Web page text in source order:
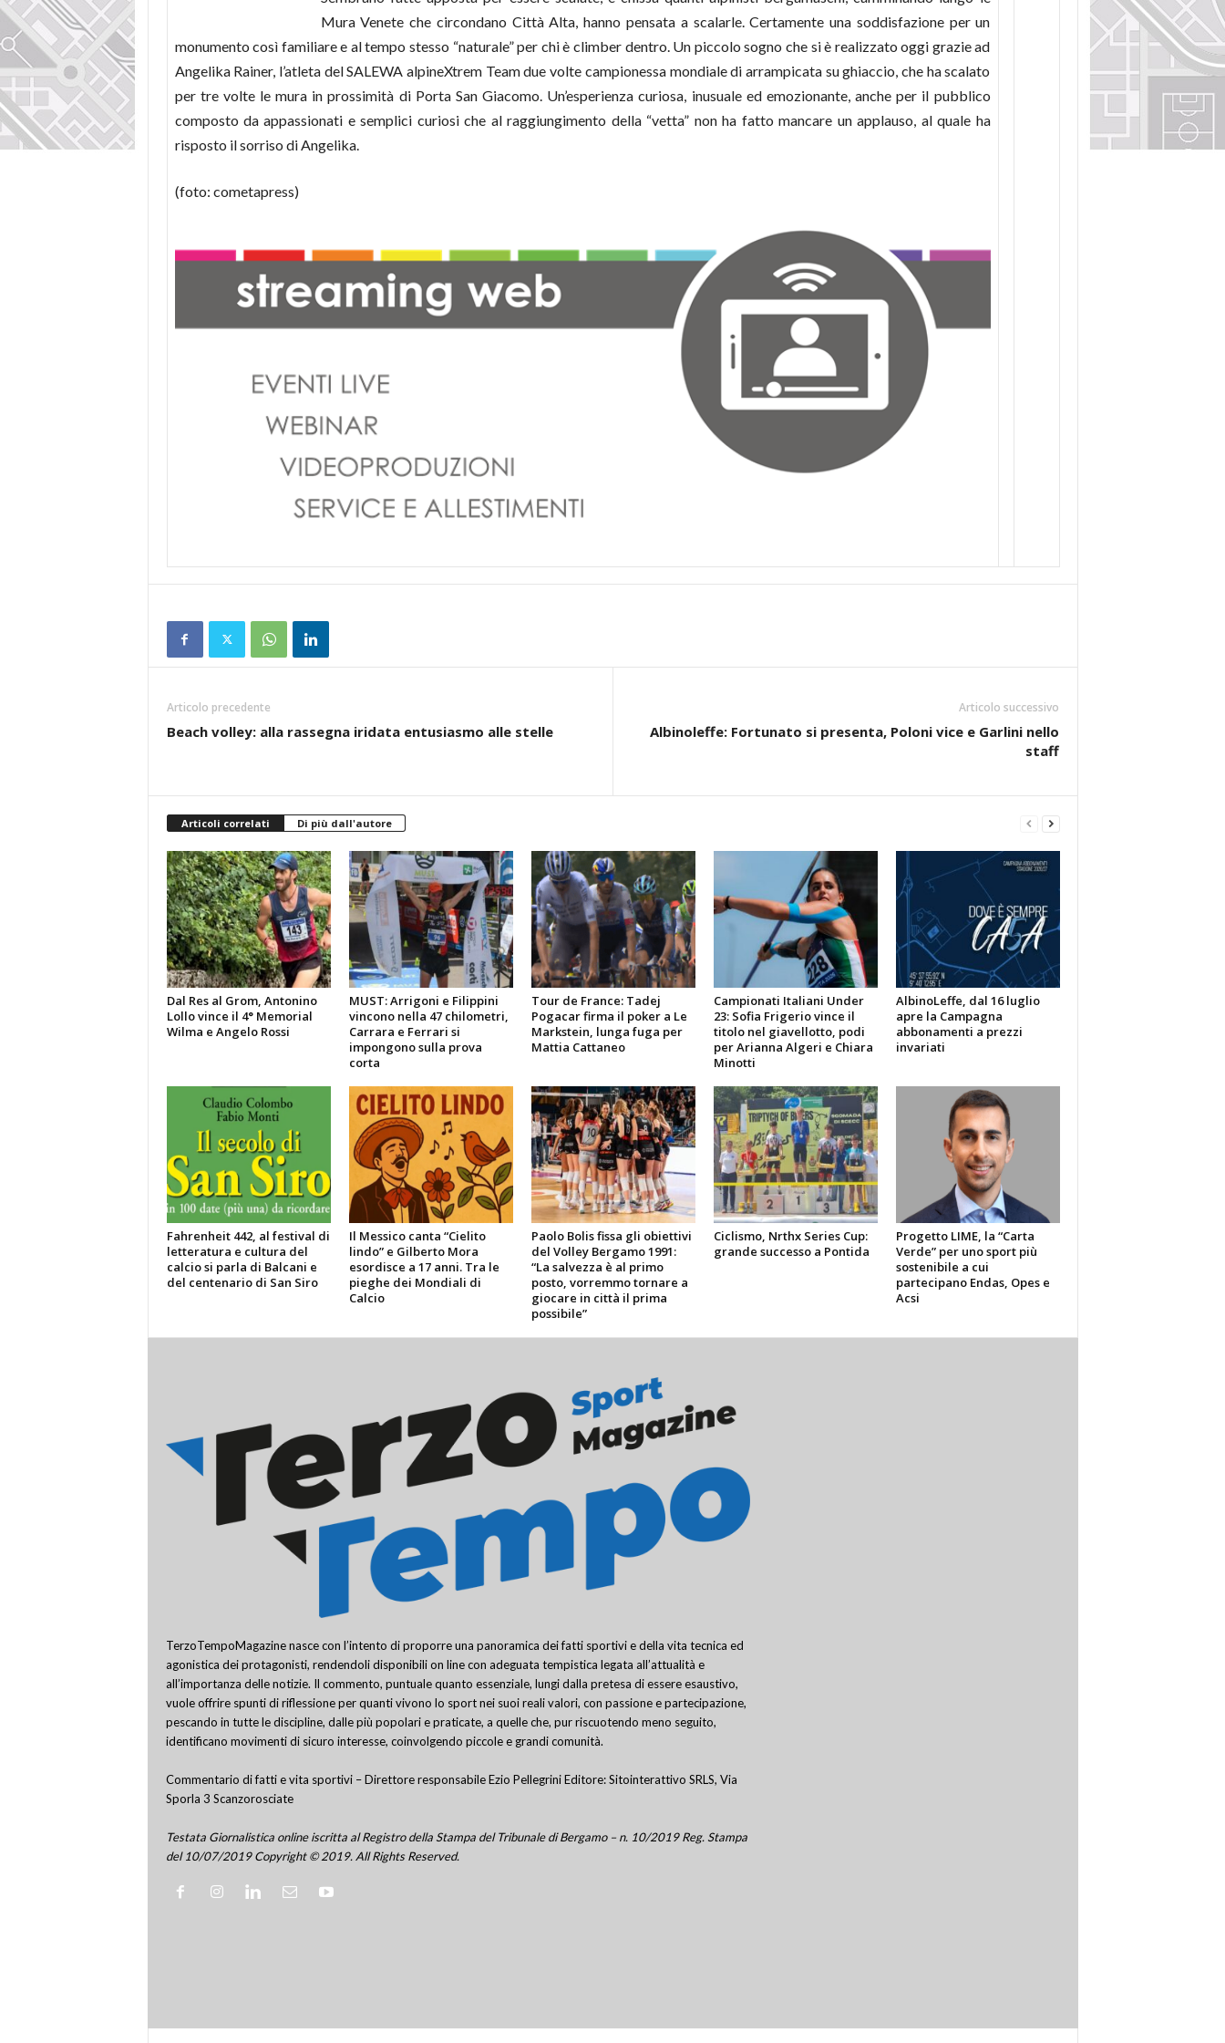
Mura Venete che circondano Città Alta, hanno pensata a scalarle. Certamente una soddisfazione per un
monumento così familiare e al tempo stesso “naturale” per chi è climber dentro. Un piccolo sogno che si è realizzato oggi grazie ad
Angelika Rainer, l’atleta del SALEWA alpineXtrem Team due volte campionessa mondiale di arrampicata su ghiaccio, che ha scalato
per tre volte le mura in prossimità di Porta San Giacomo. Un’esperienza curiosa, inusuale ed emozionante, anche per il pubblico
composto da appassionati e semplici curiosi che al raggiungimento della “vetta” non ha fatto mancare un applauso, al quale ha
risposto il sorriso di Angelika.
(foto: cometapress)
Articolo precedente
Beach volley: alla rassegna iridata entusiasmo alle stelle
Articolo successivo
Albinoleffe: Fortunato si presenta, Poloni vice e Garlini nello
staff
Articoli correlati Di più dall'autore
Dal Res al Grom, Antonino
Lollo vince il 4° Memorial
Wilma e Angelo Rossi
MUST: Arrigoni e Filippini
vincono nella 47 chilometri,
Carrara e Ferrari si
impongono sulla prova
corta
Tour de France: Tadej
Pogacar firma il poker a Le
Markstein, lunga fuga per
Mattia Cattaneo
Campionati Italiani Under
23: Sofia Frigerio vince il
titolo nel giavellotto, podi
per Arianna Algeri e Chiara
Minotti
AlbinoLeffe, dal 16 luglio
apre la Campagna
abbonamenti a prezzi
invariati
Fahrenheit 442, al festival di
letteratura e cultura del
calcio si parla di Balcani e
del centenario di San Siro
Il Messico canta “Cielito
lindo” e Gilberto Mora
esordisce a 17 anni. Tra le
pieghe dei Mondiali di
Calcio
Paolo Bolis fissa gli obiettivi
del Volley Bergamo 1991:
“La salvezza è al primo
posto, vorremmo tornare a
giocare in città il prima
possibile”
Ciclismo, Nrthx Series Cup:
grande successo a Pontida
Progetto LIME, la “Carta
Verde” per uno sport più
sostenibile a cui
partecipano Endas, Opes e
Acsi
TerzoTempoMagazine nasce con l’intento di proporre una panoramica dei fatti sportivi e della vita tecnica ed
agonistica dei protagonisti, rendendoli disponibili on line con adeguata tempistica legata all’attualità e
all’importanza delle notizie. Il commento, puntuale quanto essenziale, lungi dalla pretesa di essere esaustivo,
vuole offrire spunti di riflessione per quanti vivono lo sport nei suoi reali valori, con passione e partecipazione,
pescando in tutte le discipline, dalle più popolari e praticate, a quelle che, pur riscuotendo meno seguito,
identificano movimenti di sicuro interesse, coinvolgendo piccole e grandi comunità.
Commentario di fatti e vita sportivi – Direttore responsabile Ezio Pellegrini Editore: Sitointerattivo SRLS, Via
Sporla 3 Scanzorosciate
Testata Giornalistica online iscritta al Registro della Stampa del Tribunale di Bergamo – n. 10/2019 Reg. Stampa
del 10/07/2019 Copyright © 2019. All Rights Reserved.